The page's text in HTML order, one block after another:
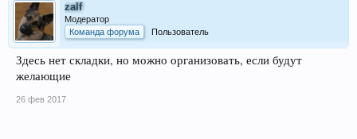
zalf
Модератор
Команда форума
Пользователь
Здесь нет складки, но можно организовать, если будут
желающие
26 фев 2017